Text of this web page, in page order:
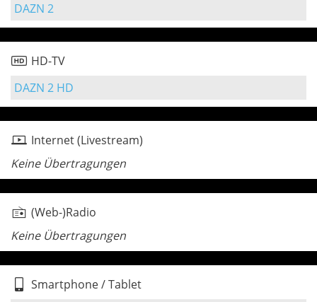
DAZN 2
HD-TV
DAZN 2 HD
Internet (Livestream)
Keine Übertragungen
(Web-)Radio
Keine Übertragungen
Smartphone / Tablet